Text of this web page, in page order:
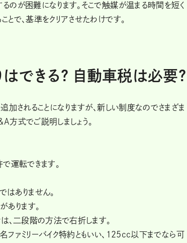
のが困難になります。そこで触媒が温まる時間を短く
で、基準をクリアさせたわけです。
できる? 自動車税は必要?
されることになりますが、新しい制度なのでさまざま
方式でご説明しましょう。
運転できます。
ありません。
ります。
二段階の方法で右折します。
ミリーバイク特約ともいい、125cc以下までなら可